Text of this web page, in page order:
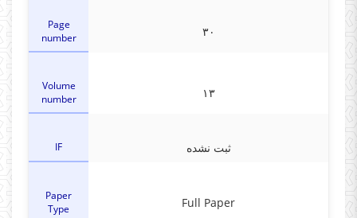
Page
number
۳۰
Volume
number
۱۳
IF ثبت نشده
Paper
Type
Full Paper